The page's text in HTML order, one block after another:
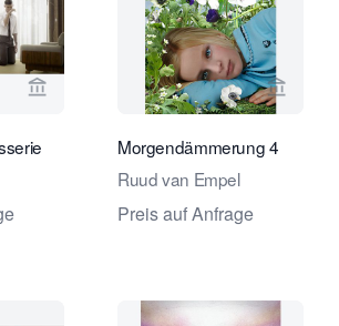
Verkaeuferseite von Eduard Planting
Morgendämmerung 4
Ruud van Empel
Preis auf Anfrage